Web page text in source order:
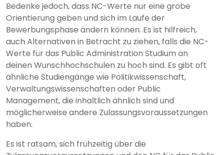
Bedenke jedoch, dass NC-Werte nur eine grobe
Orientierung geben und sich im Laufe der
Bewerbungsphase ändern können. Es ist hilfreich,
auch Alternativen in Betracht zu ziehen, falls die NC-
Werte für das Public Administration Studium an
deinen Wunschhochschulen zu hoch sind. Es gibt oft
ähnliche Studiengänge wie Politikwissenschaft,
Verwaltungswissenschaften oder Public
Management, die inhaltlich ähnlich sind und
möglicherweise andere Zulassungsvoraussetzungen
haben.
Es ist ratsam, sich frühzeitig über die